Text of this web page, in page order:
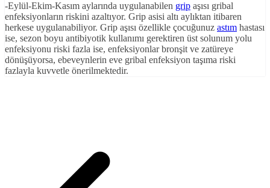
-Eylül-Ekim-Kasım aylarında uygulanabilen grip aşısı gribal
enfeksiyonların riskini azaltıyor. Grip asisi altı aylıktan itibaren
herkese uygulanabiliyor. Grip aşısı özellikle çocuğunuz astım hastası
ise, sezon boyu antibiyotik kullanımı gerektiren üst solunum yolu
enfeksiyonu riski fazla ise, enfeksiyonlar bronşit ve zatüreye
dönüşüyorsa, ebeveynlerin eve gribal enfeksiyon taşıma riski
fazlayla kuvvetle önerilmektedir.